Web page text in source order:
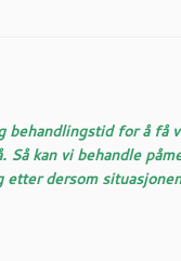
for å få
kan vi behandle
etter dersom